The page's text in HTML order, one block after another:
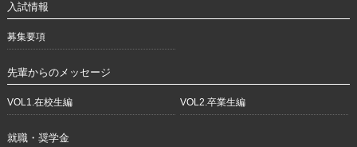
入試情報
募集要項
先輩からのメッセージ
VOL1.在校生編 VOL2.卒業生編
就職・奨学金